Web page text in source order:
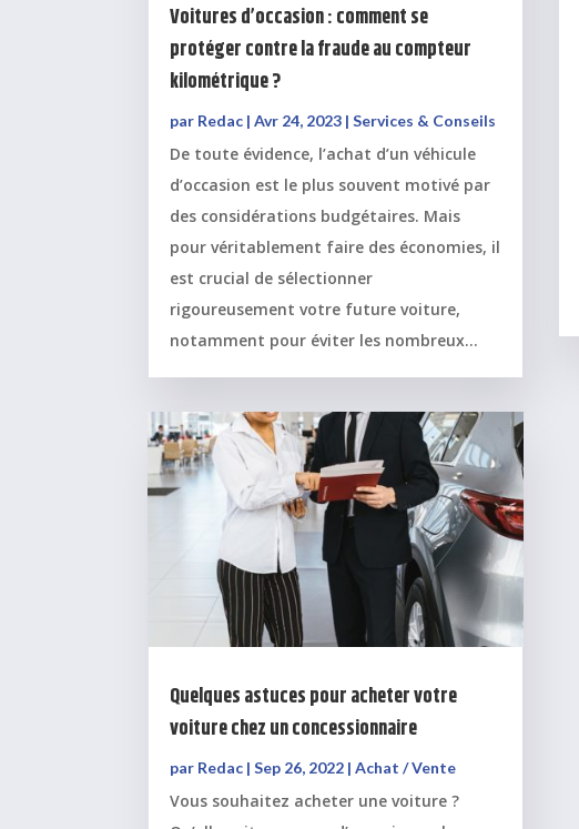
Voitures d’occasion : comment se
protéger contre la fraude au compteur
kilométrique ?
par Redac |Avr 24, 2023 |Services & Conseils
De toute évidence, l’achat d’un véhicule
d’occasion est le plus souvent motivé par
des considérations budgétaires. Mais
pour véritablement faire des économies, il
est crucial de sélectionner
rigoureusement votre future voiture,
notamment pour éviter les nombreux...
Quelques astuces pour acheter votre
voiture chez un concessionnaire
par Redac |Sep 26, 2022 |Achat / Vente
Vous souhaitez acheter une voiture ?